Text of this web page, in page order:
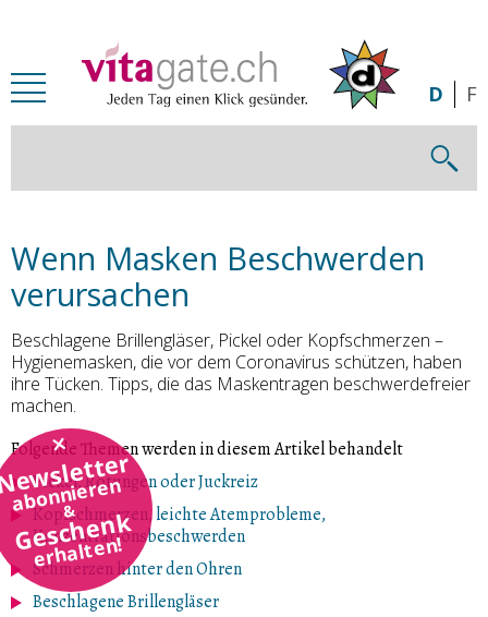
abonnieren
&
Geschenk
erhalten!
D F
Wenn Masken Beschwerden
verursachen
Beschlagene Brillengläser, Pickel oder Kopfschmerzen –
Hygienemasken, die vor dem Coronavirus schützen, haben
ihre Tücken. Tipps, die das Maskentragen beschwerdefreier
machen.
Folgende Themen werden in diesem Artikel behandelt
Pickel, Rötungen oder Juckreiz
Kopfschmerzen, leichte Atemprobleme,
Konzentrationsbeschwerden
Schmerzen hinter den Ohren
Beschlagene Brillengläser